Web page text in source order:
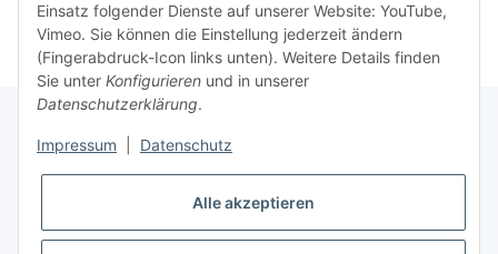
Informationen
Gesetzliche Informationen
Einsatz folgender Dienste auf unserer Website: YouTube,
Vimeo. Sie können die Einstellung jederzeit ändern
(Fingerabdruck-Icon links unten). Weitere Details finden
Sie unter Konfigurieren und in unserer
Datenschutzerklärung.
Impressum Datenschutz
Alle akzeptieren